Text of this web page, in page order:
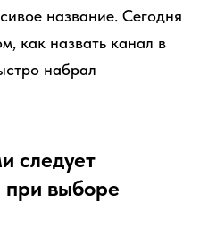
название. Сегодня
как назвать канал в
набрал
следует
при выборе